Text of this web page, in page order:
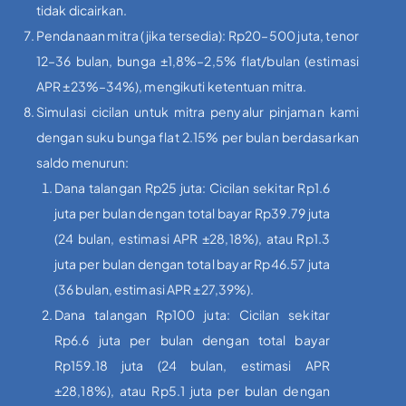
tidak dicairkan.
Pendanaan mitra (jika tersedia): Rp20–500 juta, tenor
12–36 bulan, bunga ±1,8%–2,5% flat/bulan (estimasi
APR ±23%–34%), mengikuti ketentuan mitra.
Simulasi cicilan untuk mitra penyalur pinjaman kami
dengan suku bunga flat 2.15% per bulan berdasarkan
saldo menurun:
Dana talangan Rp25 juta: Cicilan sekitar Rp1.6
juta per bulan dengan total bayar Rp39.79 juta
(24 bulan, estimasi APR ±28,18%), atau Rp1.3
juta per bulan dengan total bayar Rp46.57 juta
(36 bulan, estimasi APR ±27,39%).
Dana talangan Rp100 juta: Cicilan sekitar
Rp6.6 juta per bulan dengan total bayar
Rp159.18 juta (24 bulan, estimasi APR
±28,18%), atau Rp5.1 juta per bulan dengan